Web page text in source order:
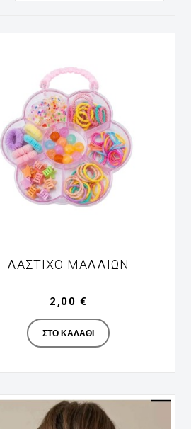
ΛΆΣΤΙΧΟ ΜΑΛΛΙΏΝ
Manufacturer
2,00 €
ΣΤΟ ΚΑΛΆΘΙ